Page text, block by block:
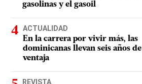
gasolinas y el gasoil
ACTUALIDAD
En la carrera por vivir más, las
dominicanas llevan seis años de
ventaja
REVISTA